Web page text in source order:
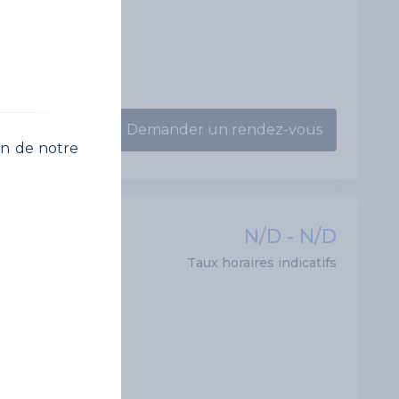
Demander un rendez-vous
N/D - N/D
Taux horaires indicatifs
de notre